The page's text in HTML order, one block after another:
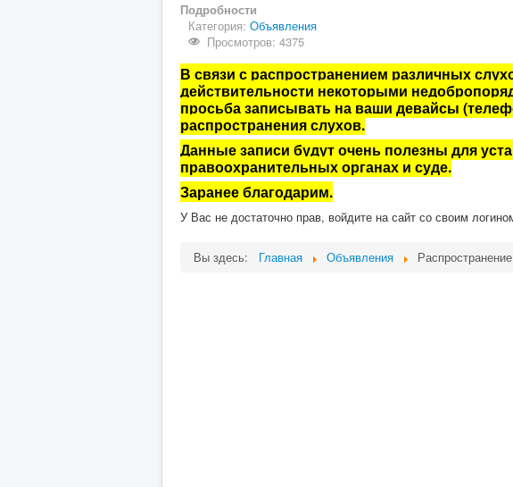
Подробности
Категория: Объявления
Просмотров: 4375
В связи с распространением различных
действительности некоторыми
просьба записывать на ваши девайсы
распространения слухов.
Данные записи будут очень полезны для
правоохранительных органах и суде.
Заранее благодарим.
У Вас не достаточно прав, войдите на сайт со своим
Вы здесь: Главная Объявления